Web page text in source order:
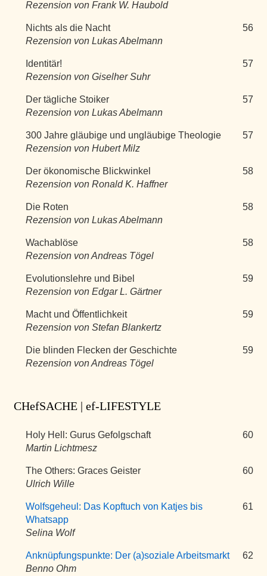
Rezension von Frank W. Haubold
Nichts als die Nacht
Rezension von Lukas Abelmann
56
Identitär!
Rezension von Giselher Suhr
57
Der tägliche Stoiker
Rezension von Lukas Abelmann
57
300 Jahre gläubige und ungläubige Theologie
Rezension von Hubert Milz
57
Der ökonomische Blickwinkel
Rezension von Ronald K. Haffner
58
Die Roten
Rezension von Lukas Abelmann
58
Wachablöse
Rezension von Andreas Tögel
58
Evolutionslehre und Bibel
Rezension von Edgar L. Gärtner
59
Macht und Öffentlichkeit
Rezension von Stefan Blankertz
59
Die blinden Flecken der Geschichte
Rezension von Andreas Tögel
59
CHefSACHE | ef-LIFESTYLE
Holy Hell: Gurus Gefolgschaft
Martin Lichtmesz
60
The Others: Graces Geister
Ulrich Wille
60
Wolfsgeheul: Das Kopftuch von Katjes bis
Whatsapp
Selina Wolf
61
Anknüpfungspunkte: Der (a)soziale Arbeitsmarkt
Benno Ohm
62